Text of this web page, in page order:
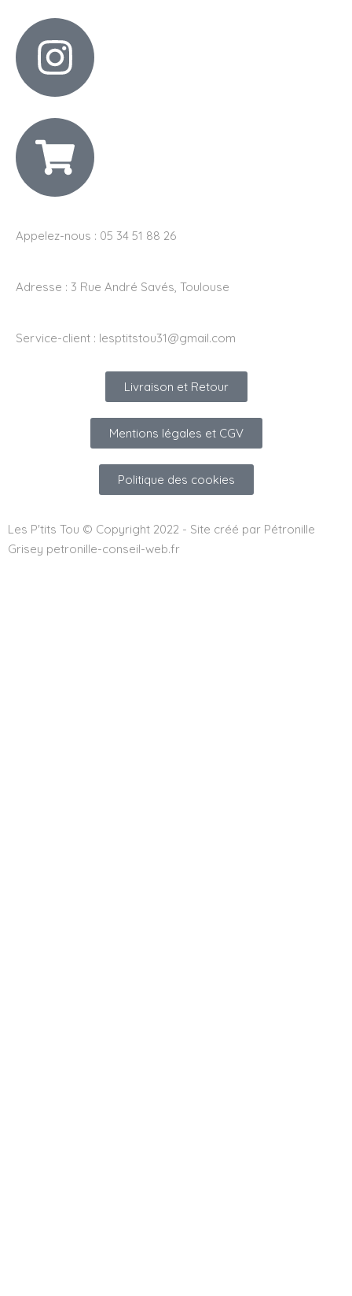
Appelez-nous : 05 34 51 88 26
Adresse : 3 Rue André Savés, Toulouse
Service-client : lesptitstou31@gmail.com
Livraison et Retour
Mentions légales et CGV
Politique des cookies
Les P'tits Tou © Copyright 2022 - Site créé par Pétronille
Grisey petronille-conseil-web.fr